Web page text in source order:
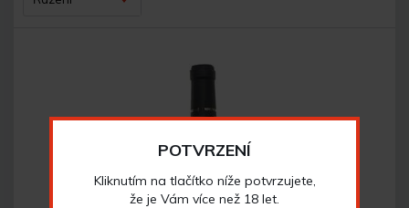
POTVRZENÍ
Kliknutím na tlačítko níže potvrzujete,
že je Vám více než 18 let.